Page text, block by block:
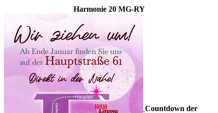
Harmonie 20 MG-RY
Countdown der